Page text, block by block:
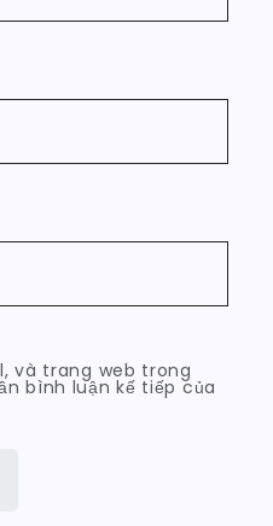
và trang web trong
bình luận kế tiếp của